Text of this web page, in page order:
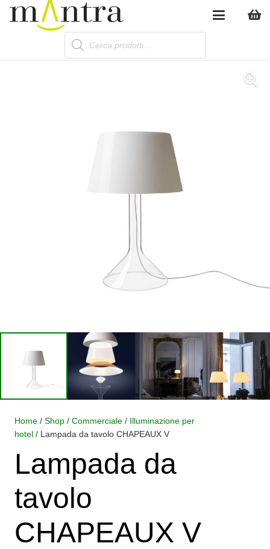
Products
search
Home / Shop / Commerciale / Illuminazione per
hotel / Lampada da tavolo CHAPEAUX V
Lampada da
tavolo
CHAPEAUX V